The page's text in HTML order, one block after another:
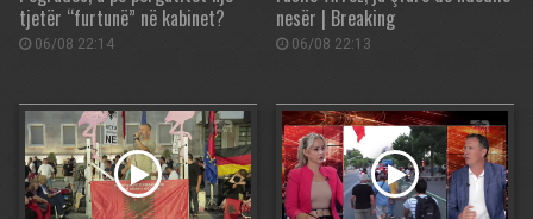
tjetër “furtunë” në kabinet?
06/08 22:14
nesër | Breaking
06/08 22:13